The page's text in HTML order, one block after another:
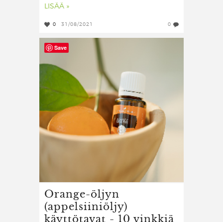
LISÄÄ »
0 31/08/2021 0
Orange-öljyn
(appelsiiniöljy)
käyttötavat - 10 vinkkiä
Save